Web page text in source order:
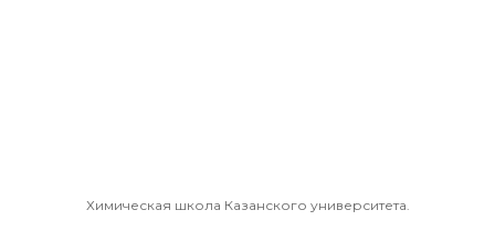
Химическая школа Казанского университета.